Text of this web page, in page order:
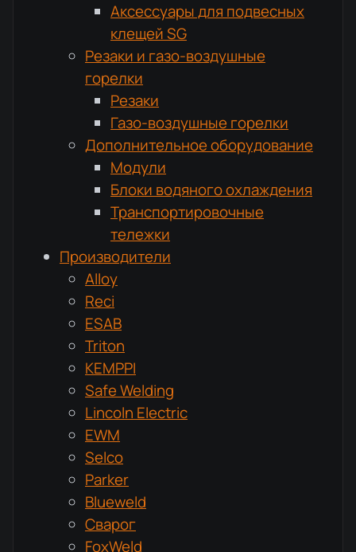
Аксессуары для подвесных
клещей SG
Резаки и газо-воздушные
горелки
Резаки
Газо-воздушные горелки
Дополнительное оборудование
Модули
Блоки водяного охлаждения
Транспортировочные
тележки
Производители
Alloy
Reci
ESAB
Triton
KEMPPI
Safe Welding
Lincoln Electric
EWM
Selco
Parker
Blueweld
Сварог
FoxWeld